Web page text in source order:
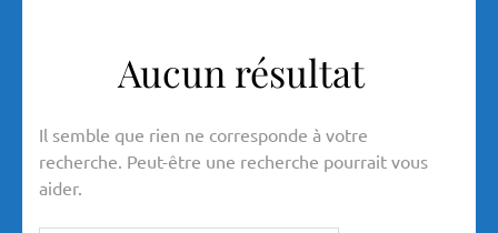
Aucun résultat
Il semble que rien ne corresponde à votre
recherche. Peut-être une recherche pourrait vous
aider.